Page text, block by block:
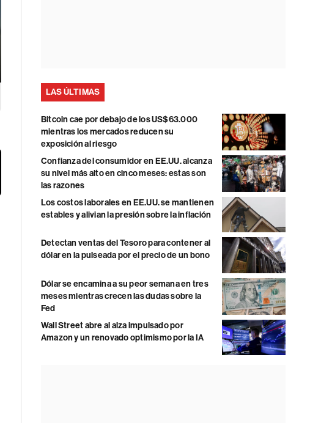
LAS ÚLTIMAS
Bitcoin cae por debajo de los US$63.000
mientras los mercados reducen su
exposición al riesgo
Confianza del consumidor en EE.UU. alcanza
su nivel más alto en cinco meses: estas son
las razones
Los costos laborales en EE.UU. se mantienen
estables y alivian la presión sobre la inflación
Detectan ventas del Tesoro para contener al
dólar en la pulseada por el precio de un bono
Dólar se encamina a su peor semana en tres
meses mientras crecen las dudas sobre la
Fed
Wall Street abre al alza impulsado por
Amazon y un renovado optimismo por la IA